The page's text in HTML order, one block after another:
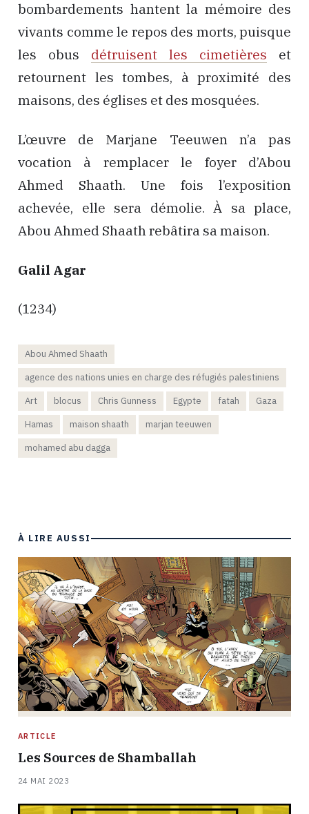
bombardements hantent la mémoire des
vivants comme le repos des morts, puisque
les obus détruisent les cimetières et
retournent les tombes, à proximité des
maisons, des églises et des mosquées.
L’œuvre de Marjane Teeuwen n’a pas
vocation à remplacer le foyer d’Abou
Ahmed Shaath. Une fois l’exposition
achevée, elle sera démolie. À sa place,
Abou Ahmed Shaath rebâtira sa maison.
Galil Agar
(1234)
Abou Ahmed Shaath
agence des nations unies en charge des réfugiés palestiniens
Art
blocus Chris Gunness Egypte fatah
Gaza
Hamas
maison shaath
marjan teeuwen
mohamed abu dagga
À LIRE AUSSI
ARTICLE
Les Sources de Shamballah
24 MAI 2023